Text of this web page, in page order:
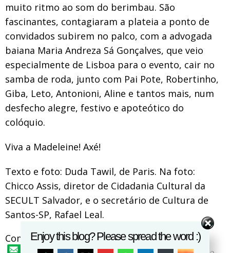
muito ritmo ao som do berimbau. São
fascinantes, contagiaram a plateia a ponto de
convidados subirem no palco, com a advogada
baiana Maria Andreza Sá Gonçalves, que veio
especialmente de Lisboa para o evento, cair no
samba de roda, junto com Pai Pote, Robertinho,
Giba, Leto, Antonioni, Aline e tantos mais, num
desfecho alegre, festivo e apoteótico do
colóquio.
Viva a Madeleine! Axé!
Texto e foto: Duda Tawil, de Paris. Na foto:
Chicco Assis, diretor de Cidadania Cultural da
SECULT Salvador, e o secretário de Cultura de
Santos-SP, Rafael Leal.
Compartilhe essa notícia:
Enjoy this blog? Please spread the word :)